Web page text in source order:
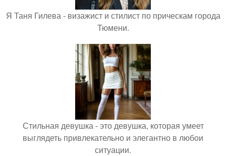
Я Таня Гилева - визажист и стилист по прическам города
Тюмени.
Стильная девушка - это девушка, которая умеет
выглядеть привлекательно и элегантно в любои
ситуации.